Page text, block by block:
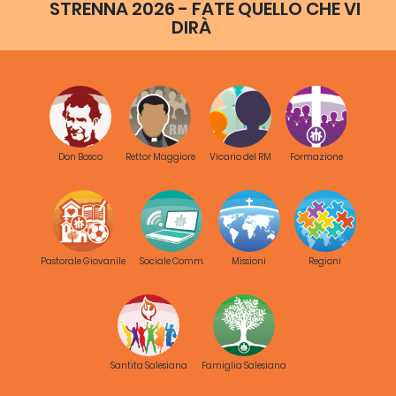
STRENNA 2026 - FATE QUELLO CHE VI
DIRÀ
Don Bosco Rettor Maggiore Vicario del RM Formazione
Pastorale Giovanile Sociale Comm. Missioni Regioni
Santita Salesiana Famiglia Salesiana